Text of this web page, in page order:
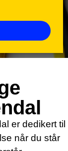
er dedikert til
når du står